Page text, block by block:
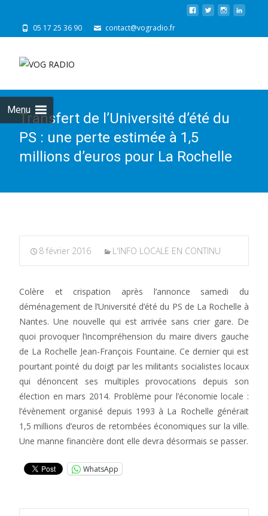
05 17 25 36 90 contact@vogradio.fr
Menu
Transfert de l’Université d’été du
PS : une perte estimée à 1,5
millions d’euros pour La Rochelle
8 février 2016 L'INFO LOCALE EN CONTINU
Colère et crispation après l’annonce samedi du
déménagement de l’Université d’été du PS de La Rochelle à
Nantes. Une nouvelle qui est arrivée sans crier gare. De
quoi provoquer l’incompréhension du maire divers gauche
de La Rochelle Jean-François Fountaine. Ce dernier qui est
pourtant pointé du doigt par les militants socialistes locaux
qui dénoncent ses multiples provocations depuis son
élection en mars 2014. Problème pour l’économie locale :
l’évènement organisé depuis 1993 à La Rochelle générait
1,5 millions d’euros de retombées économiques sur la ville.
Une manne financière dont elle devra désormais se passer.
WhatsApp